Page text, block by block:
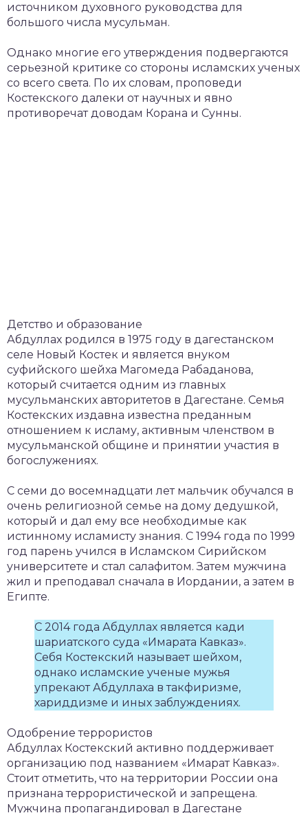
источником духовного руководства для
большого числа мусульман.
Однако многие его утверждения подвергаются
серьезной критике со стороны исламских ученых
со всего света. По их словам, проповеди
Костекского далеки от научных и явно
противоречат доводам Корана и Сунны.
Детство и образование
Абдуллах родился в 1975 году в дагестанском
селе Новый Костек и является внуком
суфийского шейха Магомеда Рабаданова,
который считается одним из главных
мусульманских авторитетов в Дагестане. Семья
Костекских издавна известна преданным
отношением к исламу, активным членством в
мусульманской общине и принятии участия в
богослужениях.
С семи до восемнадцати лет мальчик обучался в
очень религиозной семье на дому дедушкой,
который и дал ему все необходимые как
истинному исламисту знания. С 1994 года по 1999
год парень учился в Исламском Сирийском
университете и стал салафитом. Затем мужчина
жил и преподавал сначала в Иордании, а затем в
Египте.
С 2014 года Абдуллах является кади
шариатского суда «Имарата Кавказ».
Себя Костекский называет шейхом,
однако исламские ученые мужья
упрекают Абдуллаха в такфиризме,
хариддизме и иных заблуждениях.
Одобрение террористов
Абдуллах Костекский активно поддерживает
организацию под названием «Имарат Кавказ».
Стоит отметить, что на территории России она
признана террористической и запрещена.
Мужчина пропагандировал в Дагестане